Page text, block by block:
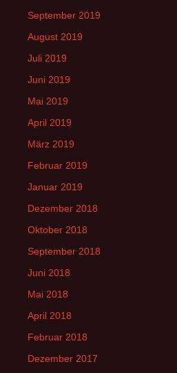
September 2019
August 2019
Juli 2019
Juni 2019
Mai 2019
April 2019
März 2019
Februar 2019
Januar 2019
Dezember 2018
Oktober 2018
September 2018
Juni 2018
Mai 2018
April 2018
Februar 2018
Dezember 2017